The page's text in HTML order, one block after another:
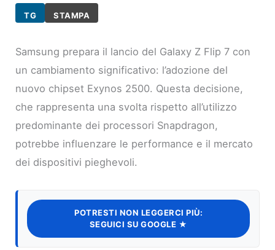
TG STAMPA
Samsung prepara il lancio del Galaxy Z Flip 7 con
un cambiamento significativo: l’adozione del
nuovo chipset Exynos 2500. Questa decisione,
che rappresenta una svolta rispetto all’utilizzo
predominante dei processori Snapdragon,
potrebbe influenzare le performance e il mercato
dei dispositivi pieghevoli.
POTRESTI NON LEGGERCI PIÙ:
SEGUICI SU GOOGLE ★